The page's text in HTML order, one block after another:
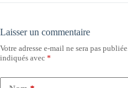
Laisser un commentaire
Votre adresse e-mail ne sera pas publiée.
indiqués avec *